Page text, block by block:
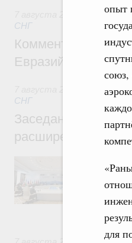
опыт
союз,
для
СНГ
Комментарий
Евразийского
СНГ
Заседание
расширенном